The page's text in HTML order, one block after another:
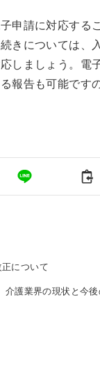
申請に対応する
きについては、
しましょう。電
報告も可能です
について
介護業界の現状と今